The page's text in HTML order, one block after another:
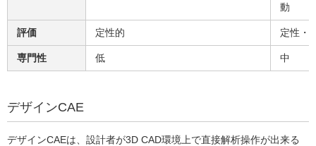
動
評価 定性的 定性・
専門性 低 中
デザインCAE
デザインCAEは、設計者が3D CAD環境上で直接解析操作が出来る